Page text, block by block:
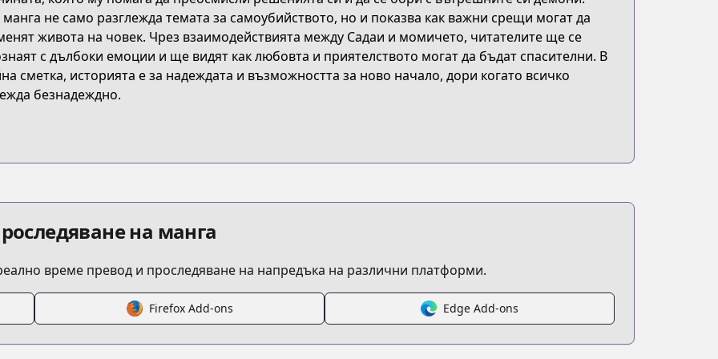
www.cdjapan.co.jp/product/NEOBK-2564689
манга не само разглежда темата за самоубийството, но и показва как важни срещи могат да
живота на човек. Чрез взаимодействията между Садаи и момичето, читателите ще се
с дълбоки емоции и ще видят как любовта и приятелството могат да бъдат спасителни. В
сметка, историята е за надеждата и възможността за ново начало, дори когато всичко
безнадеждно.
на манга
време превод и проследяване на напредъка на различни платформи.
Firefox Add-ons Edge Add-ons